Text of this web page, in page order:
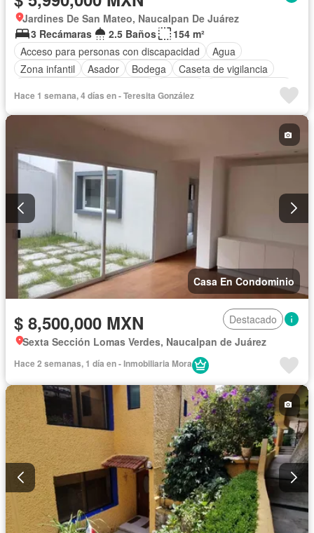
Jardines De San Mateo, Naucalpan De Juárez
3 Recámaras
2.5 Baños
154 m²
Acceso para personas con discapacidad
Agua
Zona infantil
Asador Bodega
Caseta de vigilancia
Cocina equipada
Cuarto de Limpieza
Cuarto de servicio
Estacionamiento
Seguridad
Hace 1 semana, 4 días en - Teresita González
Casa En Condominio
$ 8,500,000 MXN
Destacado
Sexta Sección Lomas Verdes, Naucalpan de Juárez
Hace 2 semanas, 1 día en - Inmobiliaria Mora